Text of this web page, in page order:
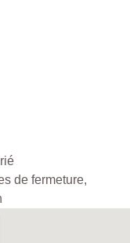
de fermeture,